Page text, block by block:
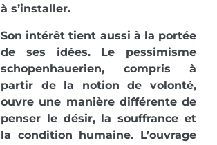
à s’installer.
Son intérêt tient aussi à la portée
de ses idées. Le pessimisme
schopenhauerien, compris à
partir de la notion de volonté,
ouvre une manière différente de
penser le désir, la souffrance et
la condition humaine. L’ouvrage